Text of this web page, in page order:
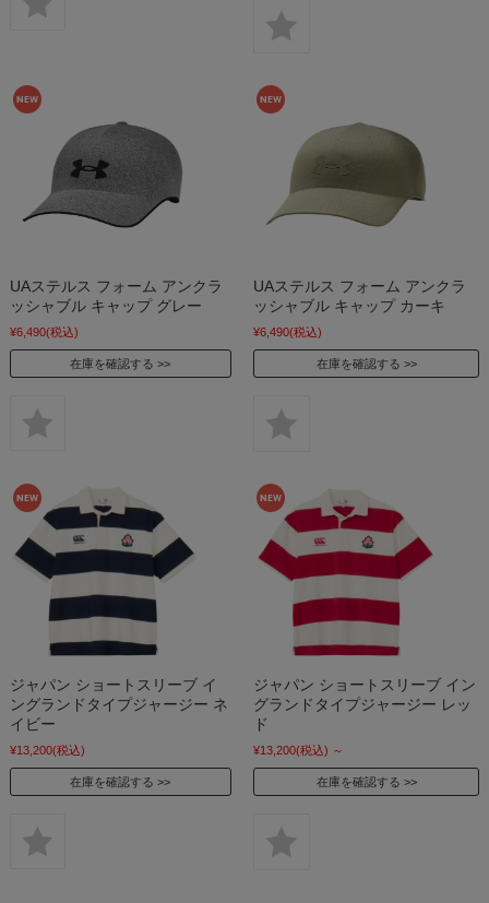
UAステルス フォーム アンクラ
ッシャブル キャップ グレー
¥6,490(税込)
在庫を確認する
UAステルス フォーム アンクラ
ッシャブル キャップ カーキ
¥6,490(税込)
在庫を確認する
ジャパン ショートスリーブ イ
ングランドタイプジャージー ネ
イビー
¥13,200(税込)
在庫を確認する
ジャパン ショートスリーブ イン
グランドタイプジャージー レッ
ド
¥13,200(税込) ～
在庫を確認する